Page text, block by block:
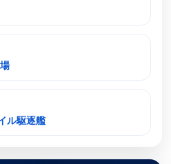
ル駆逐艦